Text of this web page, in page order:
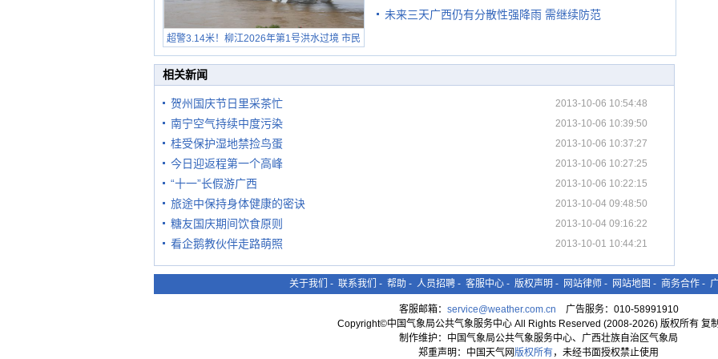
超警3.14米！柳江2026年第1号洪水过境 市民
在堤岸见证汛况
未来三天广西仍有分散性强降雨 需继续防范
相关新闻
贺州国庆节日里采茶忙 2013-10-06 10:54:48
南宁空气持续中度污染 2013-10-06 10:39:50
桂受保护湿地禁捡鸟蛋 2013-10-06 10:37:27
今日迎返程第一个高峰 2013-10-06 10:27:25
“十一”长假游广西 2013-10-06 10:22:15
旅途中保持身体健康的密诀 2013-10-04 09:48:50
糖友国庆期间饮食原则 2013-10-04 09:16:22
看企鹅教伙伴走路萌照 2013-10-01 10:44:21
关于我们 - 联系我们 - 帮助 - 人员招聘 - 客服中心 - 版权声明 - 网站律师 - 网站地图 - 商务合作 -
客服邮箱： service@weather.com.cn 广告服务：010-58991910
Copyright©中国气象局公共气象服务中心 All Rights Reserved (2008-2026) 版权所有 复
制作维护：中国气象局公共气象服务中心、广西壮族自治区气象局
郑重声明：中国天气网版权所有，未经书面授权禁止使用